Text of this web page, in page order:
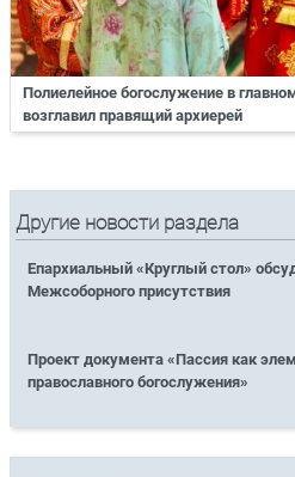
Полиелейное богослужение в
возглавил правящий архиерей
Другие новости раздела
Епархиальный «Круглый стол»
Межсоборного присутствия
Проект документа «Пассия как
православного богослужения»